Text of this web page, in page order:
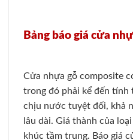
Bảng báo giá cửa
Cửa nhựa gỗ composite
trong đó phải kể đến tính
chịu nước tuyệt đối, khả
lâu dài. Giá thành của
khúc tầm trung. Báo giá